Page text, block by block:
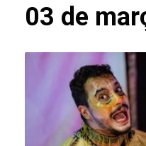
03 de